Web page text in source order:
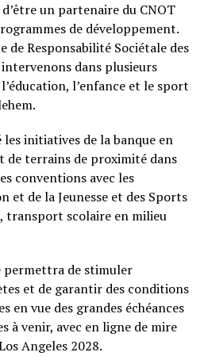
un partenaire du CNOT
de développement.
Responsabilité Sociétale des
dans plusieurs
l’enfance et le sport
initiatives de la banque en
de terrains de proximité dans
conventions avec les
et de la Jeunesse et des Sports
transport scolaire en milieu
de stimuler
et de garantir des conditions
en vue des grandes échéances
à venir, avec en ligne de mire
Angeles 2028.